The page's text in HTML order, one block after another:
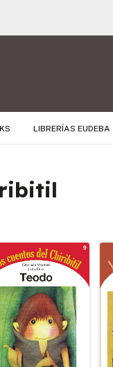
LIBRERÍAS EUDEBA